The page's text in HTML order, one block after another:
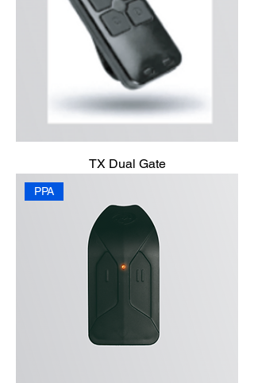
TX Dual Gate
PPA